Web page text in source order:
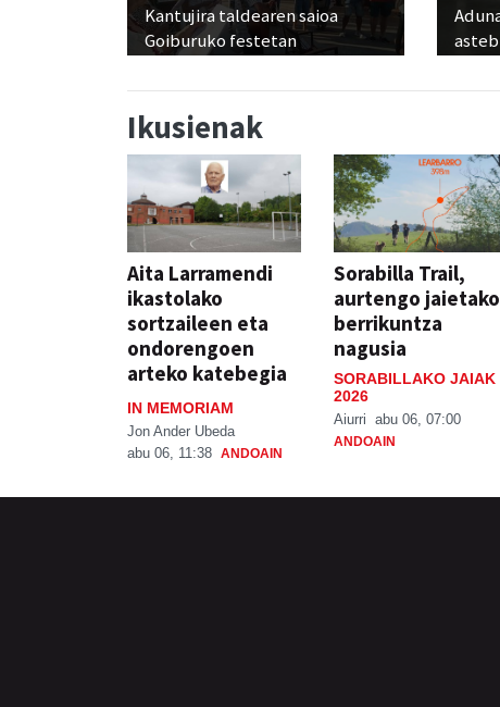
Kantujira taldearen saioa
Goiburuko festetan
Ikusienak
Aita Larramendi
ikastolako
sortzaileen eta
ondorengoen
arteko katebegia
IN MEMORIAM
Jon Ander Ubeda
abu 06, 11:38 ANDOAIN
Sorabilla Trail,
aurtengo jaietako
berrikuntza
nagusia
SORABILLAKO JAIAK
2026
Aiurri abu 06, 07:00
ANDOAIN